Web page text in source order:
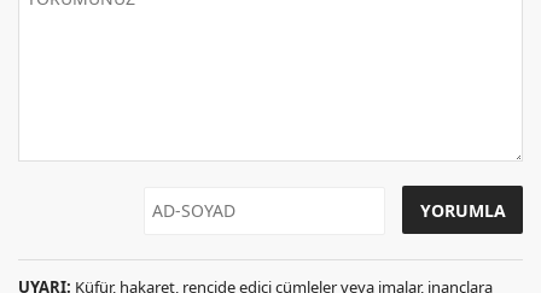
UYARI: Küfür, hakaret, rencide edici cümleler veya imalar, inançlara